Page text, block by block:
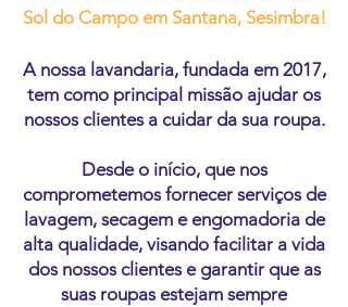
Sol do Campo em Santana, Sesimbra!
A nossa lavandaria, fundada em 2017,
tem como principal missão ajudar os
nossos clientes a cuidar da sua roupa.
Desde o início, que nos
comprometemos fornecer serviços de
lavagem, secagem e engomadoria de
alta qualidade, visando facilitar a vida
dos nossos clientes e garantir que as
suas roupas estejam sempre